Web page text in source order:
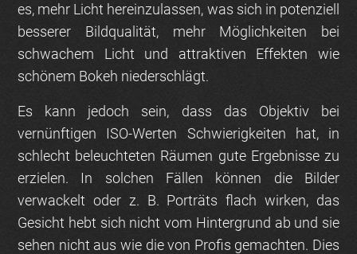
es, mehr Licht hereinzulassen, was sich in potenziell
besserer Bildqualität, mehr Möglichkeiten bei
schwachem Licht und attraktiven Effekten wie
schönem Bokeh niederschlägt.
Es kann jedoch sein, dass das Objektiv bei
vernünftigen ISO-Werten Schwierigkeiten hat, in
schlecht beleuchteten Räumen gute Ergebnisse zu
erzielen. In solchen Fällen können die Bilder
verwackelt oder z. B. Porträts flach wirken, das
Gesicht hebt sich nicht vom Hintergrund ab und sie
sehen nicht aus wie die von Profis gemachten. Dies